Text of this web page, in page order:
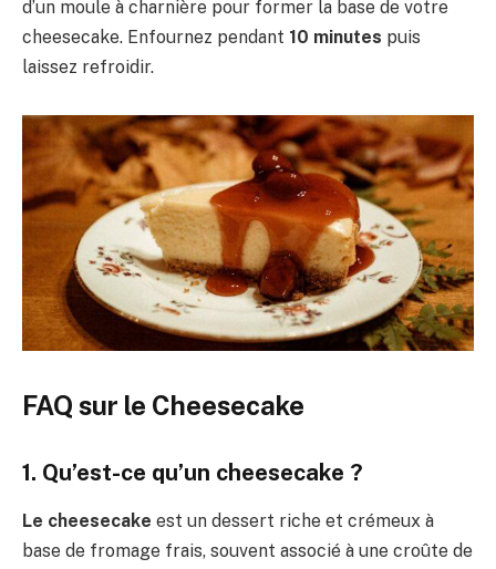
d’un moule à charnière pour former la base de votre
cheesecake. Enfournez pendant 10 minutes puis
laissez refroidir.
FAQ sur le Cheesecake
1. Qu’est-ce qu’un cheesecake ?
Le cheesecake est un dessert riche et crémeux à
base de fromage frais, souvent associé à une croûte de